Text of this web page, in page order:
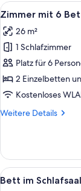
Alle
Fotos
für
Zimmer
mit
6 Betten
anzeigen
6
Zimmer mit 6
26 m²
1 Schlafzimmer
Platz für 6
2 Einzelbetten
Kostenloses
Weitere Details
Weitere
mit
6 Betten
Alle
Fotos
5
Bett im